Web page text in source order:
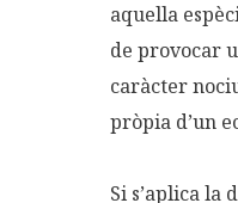
aquella
de provocar
caràcter
pròpia d’un
Si s’aplica la